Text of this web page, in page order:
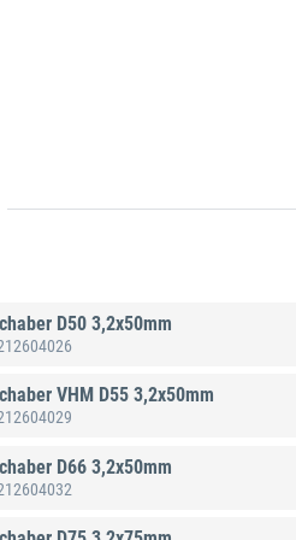
D50 3,2x50mm
VHM D55 3,2x50mm
D66 3,2x50mm